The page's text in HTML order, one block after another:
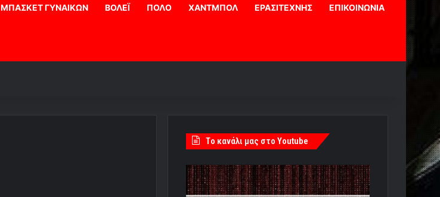
ΜΠΑΣΚΕΤ ΓΥΝΑΙΚΩΝ ΒΟΛΕΪ ΠΟΛΟ ΧΑΝΤΜΠΟΛ ΕΡΑΣΙΤΕΧΝΗΣ ΕΠΙΚΟΙΝΩΝΙΑ
Tο κανάλι μας στο Youtube